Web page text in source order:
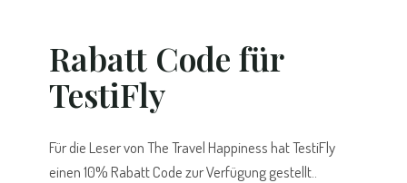
Rabatt Code für
TestiFly
Für die Leser von The Travel Happiness hat TestiFly
einen 10% Rabatt Code zur Verfügung gestellt..